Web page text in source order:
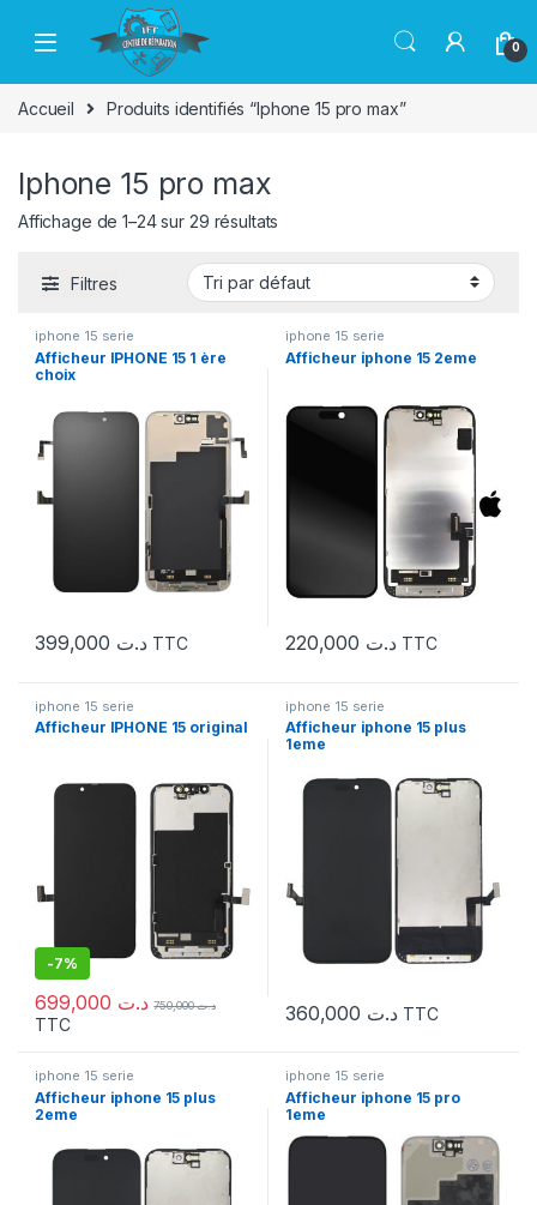
Passer à la navigation
Aller au contenu
0
Accueil Produits identifiés “Iphone 15 pro max”
Iphone 15 pro max
Affichage de 1–24 sur 29 résultats
Filtres
iphone 15 serie
Afficheur IPHONE 15 1 ère
choix
د.ت TTC
iphone 15 serie
Afficheur iphone 15 2eme
د.ت TTC
iphone 15 serie
Afficheur IPHONE 15 original
-7%
د.ت د.ت750,000
TTC
iphone 15 serie
Afficheur iphone 15 plus
1eme
د.ت TTC
iphone 15 serie
Afficheur iphone 15 plus
2eme
iphone 15 serie
Afficheur iphone 15 pro
1eme